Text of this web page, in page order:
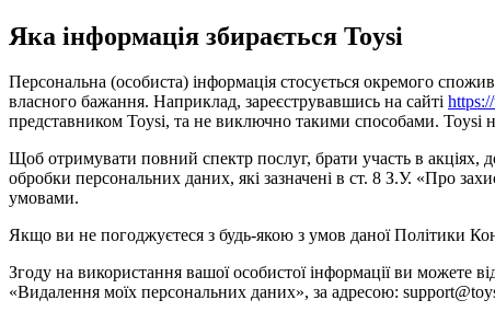
Яка інформація збирається Toysi
Персональна (особиста) інформація стосується окремого
власного бажання. Наприклад, зареєструвавшись на сайті
представником Toysi, та не виключно такими способами. Toysi не
Щоб отримувати повний спектр послуг, брати участь в
обробки персональних даних, які зазначені в ст. 8 З.У. «Про
умовами.
Якщо ви не погоджуєтеся з будь-якою з умов даної Політики
Згоду на використання вашої особистої інформації ви можете
«Видалення моїх персональних даних», за адресою: